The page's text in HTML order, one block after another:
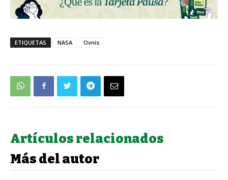
ETIQUETAS NASA Ovnis
Artículos relacionados
Más del autor